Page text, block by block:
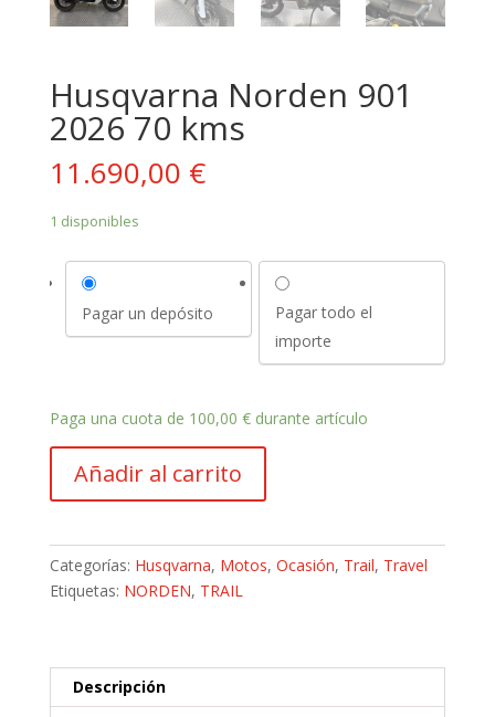
Husqvarna Norden 901
2026 70 kms
11.690,00 €
1 disponibles
Pagar un depósito
Pagar todo el
importe
Paga una cuota de 100,00 €durante artículo
Norden
901
70
kms
Añadir al carrito
Categorías: Husqvarna, Motos, Ocasión, Trail, Travel
Etiquetas: NORDEN, TRAIL
Descripción